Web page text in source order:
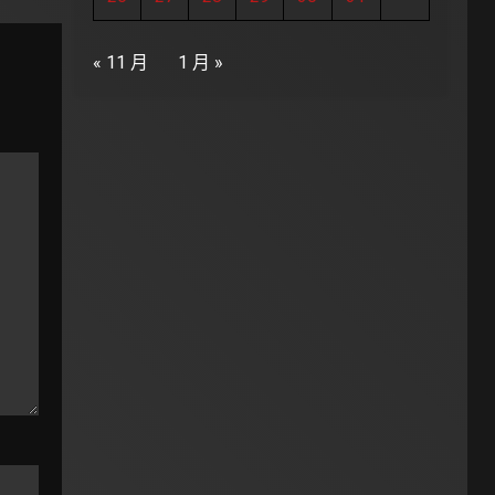
« 11 月 1 月 »